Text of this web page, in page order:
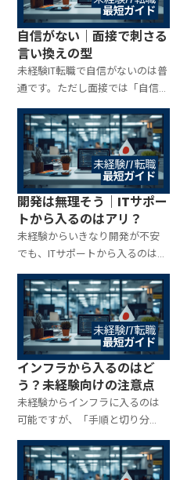
再始動できるように整理します。
自信がない｜面接で刺さる
言い換えの型
未経験IT転職で自信がないのは普
通です。ただし面接では「自信が
ある/ない」より、再現性のある
行動と伸びる根拠が伝わるかが
重要。自信のなさを“刺さる説
明”に変える言い換えテンプレ
と、職種別の例文をまとめます。
開発は無理そう｜ITサポー
トから入るのはアリ？
未経験からいきなり開発が不安
でも、ITサポートから入るのは十
分アリです。ただし「サポートで
何を積むか」を間違えると開発
に近づけません。サポートで評
価される力、開発に寄せる積み
上げ方、転職での見せ方を最短
で整理します。
インフラから入るのはど
う？未経験向けの注意点
未経験からインフラに入るのは
可能ですが、「手順と切り分
け」を軽視すると詰みます。イン
フラの入口の現実（監視・運
用・保守）、向く人の特徴、未